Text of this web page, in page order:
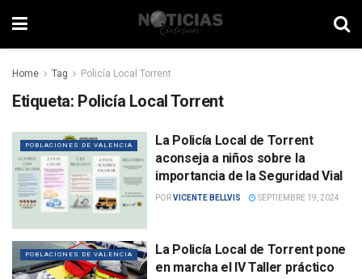
Home Tag Policía Local Torrent
Etiqueta: Policía Local Torrent
POBLACIONES DE VALENCIA
La Policía Local de Torrent
aconseja a niños sobre la
importancia de la Seguridad Vial
PORVICENTE BELLVIS SEPTIEMBRE 19, 2024
POBLACIONES DE VALENCIA
La Policía Local de Torrent pone
en marcha el IV Taller práctico